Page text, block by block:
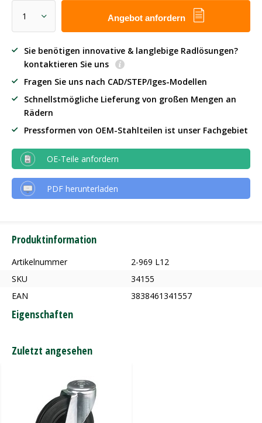
Angebot anfordern
Sie benötigen innovative & langlebige Radlösungen?
kontaktieren Sie uns
Fragen Sie uns nach CAD/STEP/Iges-Modellen
Schnellstmögliche Lieferung von großen Mengen an
Rädern
Pressformen von OEM-Stahlteilen ist unser Fachgebiet
OE-Teile anfordern
PDF herunterladen
Produktinformation
Artikelnummer
2-969 L12
SKU
34155
EAN
3838461341557
Eigenschaften
Zuletzt angesehen